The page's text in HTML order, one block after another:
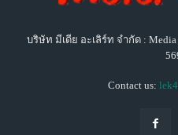
บริษัท มีเดีย อะเลิร์ท จำกัด :
Contact us: